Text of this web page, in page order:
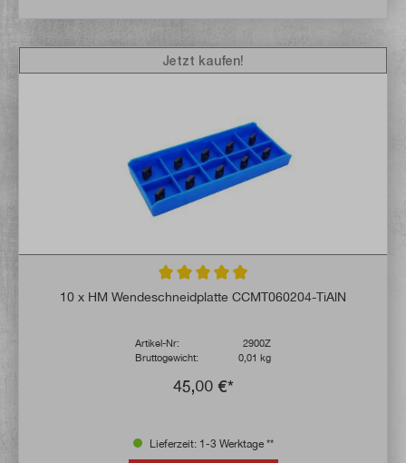
Durchschnittliche Bewertung von 4.9 von
10 x HM Wendeschneidplatte CCMT060204-TiAlN
Artikel-Nr:
2900Z
Bruttogewicht:
0,01 kg
45,00 €*
Jetzt kaufen!
Lieferzeit: 1-3 Werktage **